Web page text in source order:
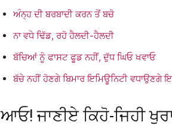
ਅੰਨ੍ਹ ਦੀ ਬਰਬਾਦੀ ਕਰਨ ਤੋਂ ਬਚੋ
ਨਾ ਵਧੇ ਢਿੱਡ, ਰਹੋ ਹੈਲਦੀ-ਹੈਲਦੀ
ਬੱਚਿਆਂ ਨੂੰ ਫਾਸਟ ਫੂਡ ਨਹੀਂ, ਦੁੱਧ ਘਿਓ ਖਵਾਓ
ਬੱਚੇ ਨਹੀਂ ਹੋਣਗੇ ਬਿਮਾਰ ਇਮਿਊਨਿਟੀ ਵਧਾਉਣਗੇ
ਆਓ! ਜਾਣੀਏ ਕਿਹੋ-ਜਿਹੀ